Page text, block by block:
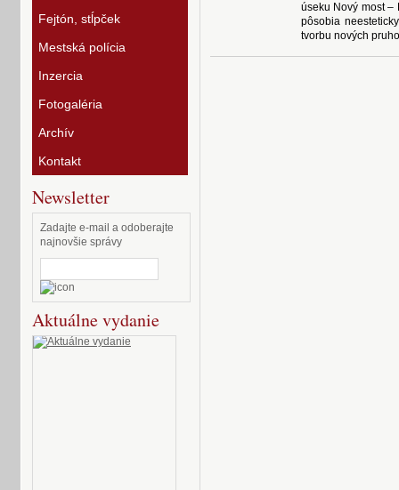
Fejtón, stĺpček
Mestská polícia
Inzercia
Fotogaléria
Archív
Kontakt
Newsletter
Zadajte e-mail a odoberajte
najnovšie správy
Aktuálne vydanie
úseku Nový most –
pôsobia
tvorbu nových